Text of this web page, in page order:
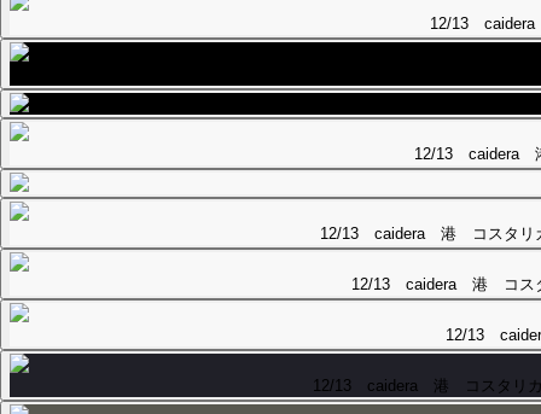
12/13
12/13 caidera
12/13 caidera 港 コスタリ
12/13 caidera 港 コス
12/13
12/13 caidera 港 コスタリ